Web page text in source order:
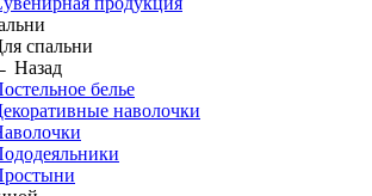
спальни
Назад
белье
наволочки